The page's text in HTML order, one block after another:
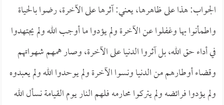
الجواب: هذا على ظاهرها، يعني: آثرها على الآخرة، رضوا بالحياة
واطمأنوا بها وغفلوا عن الآخرة ولم يؤدوا ما أوجب الله ولم يجتهدوا
في أداء حق الله، بل آثروا الدنيا على الآخرة، وصار همهم شهواتهم
وقضاء أوطارهم من الدنيا ونسوا الآخرة ولم يوحدوا الله ولم يعبدوه
ولم يؤدوا فرائضه ولم يتركوا محارمه فلهم النار يوم القيامة نسأل الله